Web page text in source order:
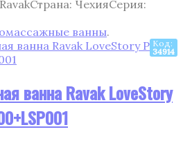
Страна: ЧехияСерия:
ванны.
Код:
34914
ванна Ravak LoveStory